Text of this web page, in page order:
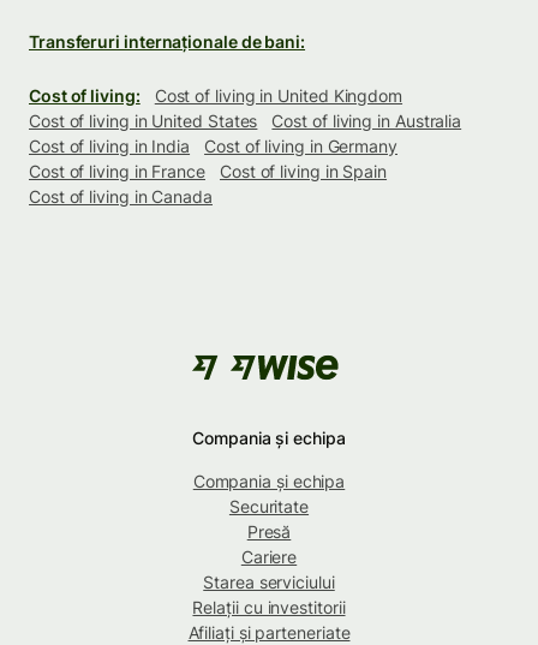
Transferuri internaționale de bani:
Cost of living:
Cost of living in United Kingdom
Cost of living in United States
Cost of living in Australia
Cost of living in India
Cost of living in Germany
Cost of living in France
Cost of living in Spain
Cost of living in Canada
Compania și echipa
Compania și echipa
Securitate
Presă
Cariere
Starea serviciului
Relații cu investitorii
Afiliați și parteneriate